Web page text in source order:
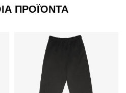
ΠΡΟΪΌΝΤΑ